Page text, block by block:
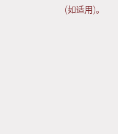
(如适用)。